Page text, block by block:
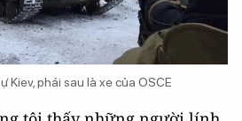
Kiev, phái sau là xe của OSCE